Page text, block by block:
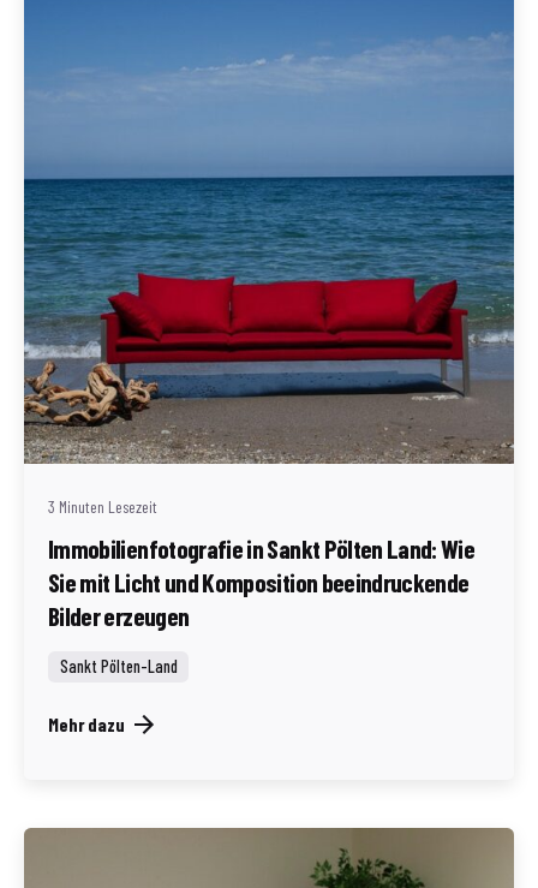
Geschrieben von
Redaktion Immofragen Sankt Pölten Stadt / Land
(AT)
3 Minuten Lesezeit
Immobilienfotografie in Sankt Pölten Land: Wie
Sie mit Licht und Komposition beeindruckende
Bilder erzeugen
Sankt Pölten-Land
Mehr dazu